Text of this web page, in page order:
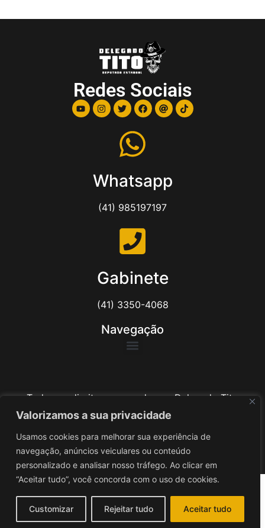
Valorizamos a sua privacidade
Usamos cookies para melhorar sua experiência de
navegação, anúncios veiculares ou conteúdo
personalizado e analisar nosso tráfego. Ao clicar em
“Aceitar tudo”, você concorda com o uso de cookies.
Customizar Rejeitar tudo Aceitar tudo
Redes Sociais
Whatsapp
(41) 985197197
Gabinete
(41) 3350-4068
Navegação
Todos os direitos reservados ao Delegado Tito
Barichello
Desenvolvido poriv3